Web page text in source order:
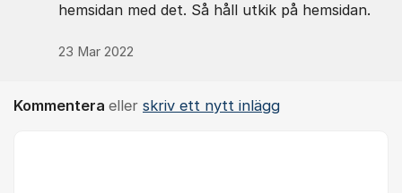
hemsidan med det. Så håll utkik på hemsidan.
23 Mar 2022
Kommentera eller skriv ett nytt inlägg